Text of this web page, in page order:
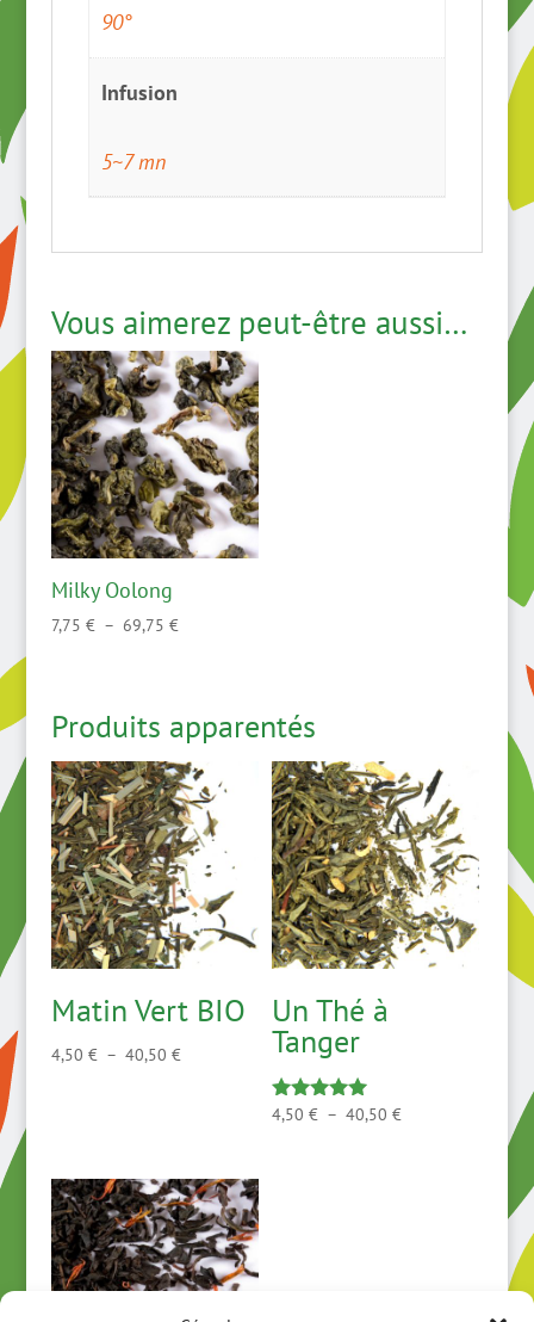
90°
Infusion
5~7 mn
Vous aimerez peut-être aussi…
Milky Oolong
7,75 € – 69,75 €Plage
à
69,75 €
Produits apparentés
Matin Vert BIO
4,50 € – 40,50 €Plage
40,50 €
Un Thé à
Tanger
Note
4,50€ – 40,50€